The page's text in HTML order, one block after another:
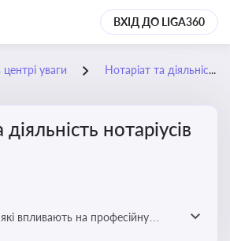
ВХІД ДО LIGA360
уваги Нотаріат та діяльність нотаріусів
нотаріусів
впливають на професійну